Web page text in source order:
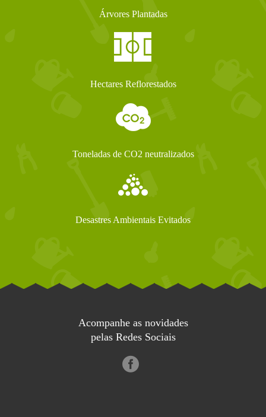
Árvores Plantadas
Hectares Reflorestados
Toneladas de CO2 neutralizados
Desastres Ambientais Evitados
Acompanhe as novidades
pelas Redes Sociais